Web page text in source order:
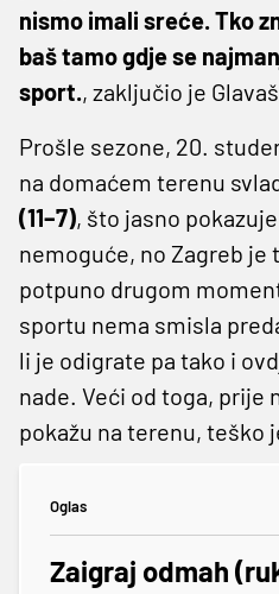
nismo imali sreće. Tko
baš tamo gdje se
sport., zaključio je
Prošle sezone, 20.
na domaćem terenu
(11–7), što jasno
nemoguće, no Zagreb je
potpuno drugom
sportu nema smisla
li je odigrate pa tako i
nade. Veći od toga, prije
pokažu na terenu, teško
Oglas
Zaigraj odmah